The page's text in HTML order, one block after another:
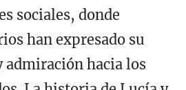
sociales, donde
han expresado su
admiración hacia los